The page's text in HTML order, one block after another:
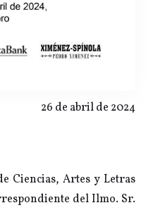
26 de abril de 2024
Ciencias, Artes y Letras
del Ilmo. Sr.